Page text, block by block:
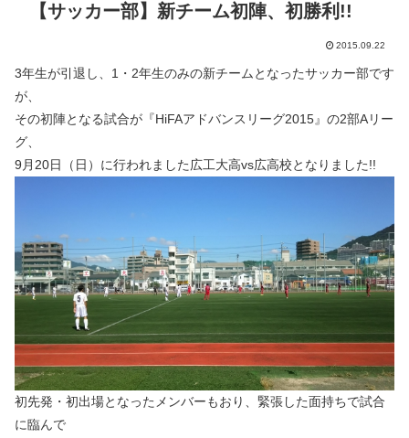
【サッカー部】新チーム初陣、初勝利!!
2015.09.22
3年生が引退し、1・2年生のみの新チームとなったサッカー部です
が、
その初陣となる試合が『HiFAアドバンスリーグ2015』の2部Aリー
グ、
9月20日（日）に行われました広工大高vs広高校となりました!!
初先発・初出場となったメンバーもおり、緊張した面持ちで試合
に臨んで